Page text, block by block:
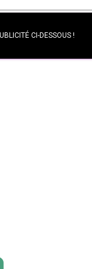
CI-DESSOUS !